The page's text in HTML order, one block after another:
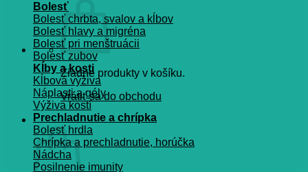
Žiadne produkty v košíku.
Vrátiť sa do obchodu
Košík
Bolesť
Bolesť chrbta, svalov a kĺbov
Bolesť hlavy a migréna
Bolesť pri menštruácii
Bolesť zubov
Kĺby a kosti
Kĺbová výživa
Náplasti a gély
Výživa kostí
Prechladnutie a chrípka
Bolesť hrdla
Chrípka a prechladnutie, horúčka
Nádcha
Posilnenie imunity